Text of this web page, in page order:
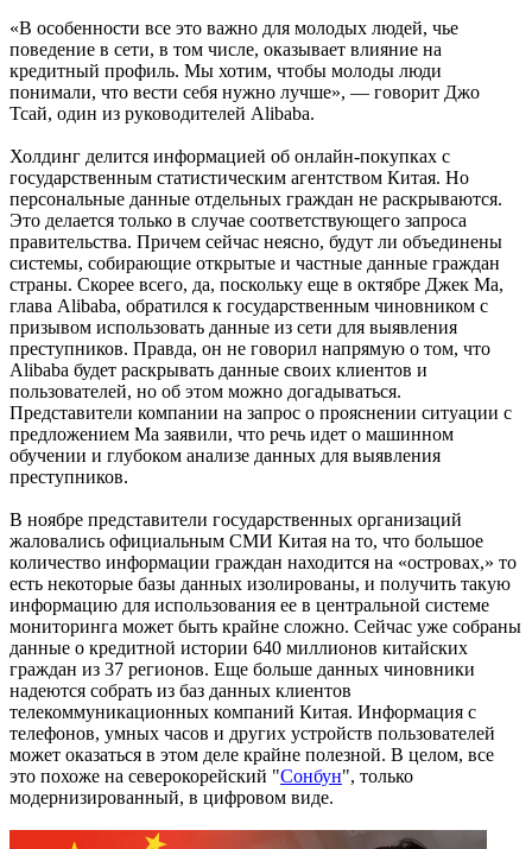
«В особенности все это важно для молодых людей, чье
поведение в сети, в том числе, оказывает влияние на
кредитный профиль. Мы хотим, чтобы молоды люди
понимали, что вести себя нужно лучше», — говорит Джо
Тсай, один из руководителей Alibaba.
Холдинг делится информацией об онлайн-покупках с
государственным статистическим агентством Китая. Но
персональные данные отдельных граждан не раскрываются.
Это делается только в случае соответствующего запроса
правительства. Причем сейчас неясно, будут ли объединены
системы, собирающие открытые и частные данные граждан
страны. Скорее всего, да, поскольку еще в октябре Джек Ма,
глава Alibaba, обратился к государственным чиновником с
призывом использовать данные из сети для выявления
преступников. Правда, он не говорил напрямую о том, что
Alibaba будет раскрывать данные своих клиентов и
пользователей, но об этом можно догадываться.
Представители компании на запрос о прояснении ситуации с
предложением Ма заявили, что речь идет о машинном
обучении и глубоком анализе данных для выявления
преступников.
В ноябре представители государственных организаций
жаловались официальным СМИ Китая на то, что большое
количество информации граждан находится на «островах,» то
есть некоторые базы данных изолированы, и получить такую
информацию для использования ее в центральной системе
мониторинга может быть крайне сложно. Сейчас уже собраны
данные о кредитной истории 640 миллионов китайских
граждан из 37 регионов. Еще больше данных чиновники
надеются собрать из баз данных клиентов
телекоммуникационных компаний Китая. Информация с
телефонов, умных часов и других устройств пользователей
может оказаться в этом деле крайне полезной. В целом, все
это похоже на северокорейский "Сонбун", только
модернизированный, в цифровом виде.